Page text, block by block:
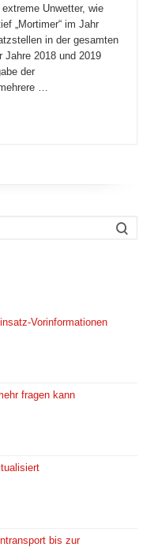
Unwetter, wie
„Mortimer“ im Jahr
in der gesamten
Jahre 2018 und 2019
der
…
Vorinformationen
fragen kann
bis zur